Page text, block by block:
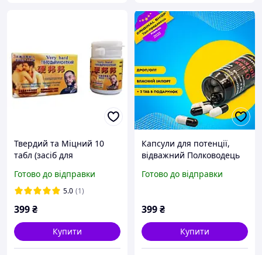
Твердий та Міцний 10
табл (засіб для
Готово до відправки
5.0 (1)
399₴
Купити
Капсули для потенції,
відважний Полководець
підвищення потенції
Готово до відправки
399₴
Купити